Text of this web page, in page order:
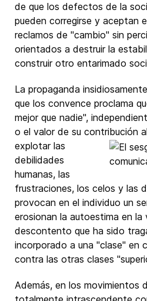
de que los defectos de la
pueden corregirse y aceptan
reclamos de "cambio" sin
orientados a destruir la
construir otro entarimado
La propaganda
que los convence proclama
mejor que nadie",
o el valor de su contribución
explotar las
debilidades
humanas, las
frustraciones, los celos y las
provocan en el individuo un
erosionan la autoestima en la
descontento que ha sido
incorporado a una "clase" en
contra las otras clases
Además, en los movimientos